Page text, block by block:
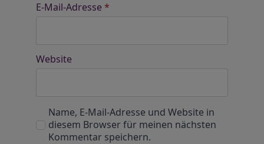
E-Mail-Adresse *
Website
Name, E-Mail-Adresse und Website in
diesem Browser für meinen nächsten
Kommentar speichern.